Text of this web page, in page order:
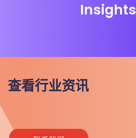
Insights
查看行业资讯